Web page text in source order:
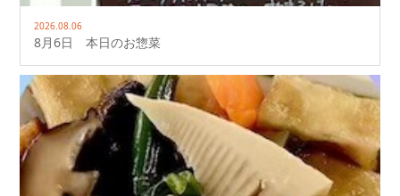
2026.08.06
8月6日 本日のお惣菜